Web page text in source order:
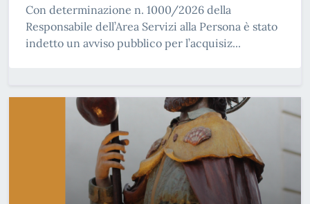
Con determinazione n. 1000/2026 della
Responsabile dell’Area Servizi alla Persona è stato
indetto un avviso pubblico per l’acquisiz...